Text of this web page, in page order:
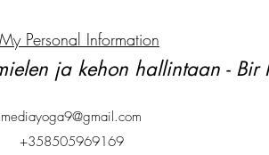
Personal Information
ja kehon hallintaan - Bir
mediayoga9@gmail.com
+358505969169